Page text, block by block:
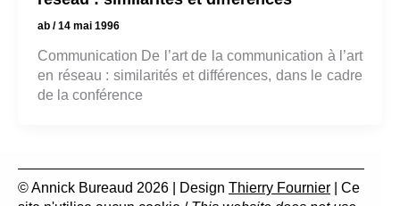
ab /14 mai 1996
Communication De l’art de la communication à l’art
en réseau : similarités et différences, dans le cadre
de la conférence
© Annick Bureaud 2026 | Design Thierry Fournier | Ce